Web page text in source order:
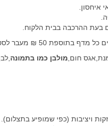
בעת ההרכבה בבית הלקוח.
₪ מעבר לסטנדרט שמגיע עם הארון
חום, מולבן כמו בתמונה
ויציבות (כפי שמופיע בתצלום).